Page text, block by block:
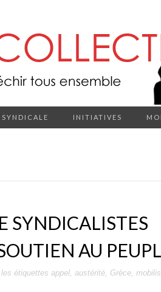
SYNDICALE INITIATIVES
SYNDICALISTES
AU
étiquettes appel, austérité, Grèce,